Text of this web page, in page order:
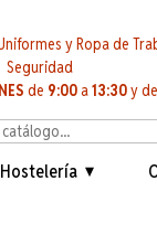
y Ropa de
Seguridad
de 9:00a13:30y
Hostelería